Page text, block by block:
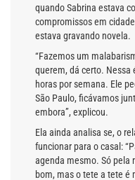
quando Sabrina estava
compromissos em
estava gravando novela.
“Fazemos um
querem, dá certo. Nessa
horas por semana. Ele
São Paulo, ficávamos
embora”, explicou.
Ela ainda analisa se, o
funcionar para o casal:
agenda mesmo. Só pela
bom, mas o tete a tete é